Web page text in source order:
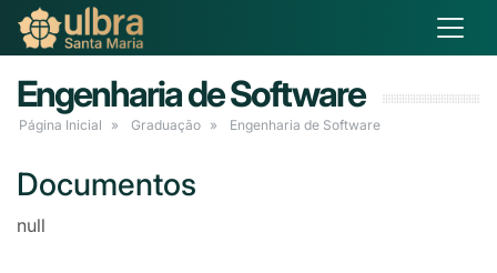
Engenharia de Software
Página Inicial Graduação Engenharia de Software
Documentos
null